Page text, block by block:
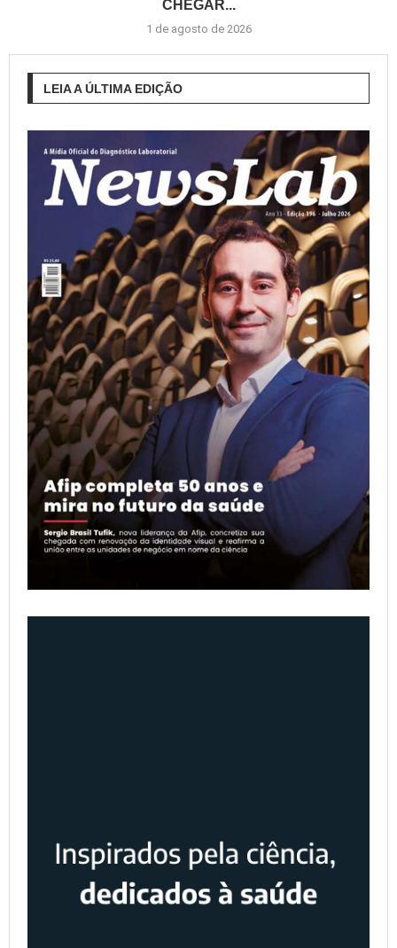
CHEGAR...
1 de agosto de 2026
LEIA A ÚLTIMA EDIÇÃO